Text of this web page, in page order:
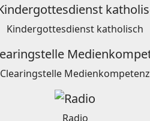
Kindergottesdienst katholisch
Clearingstelle Medienkompetenz
Radio